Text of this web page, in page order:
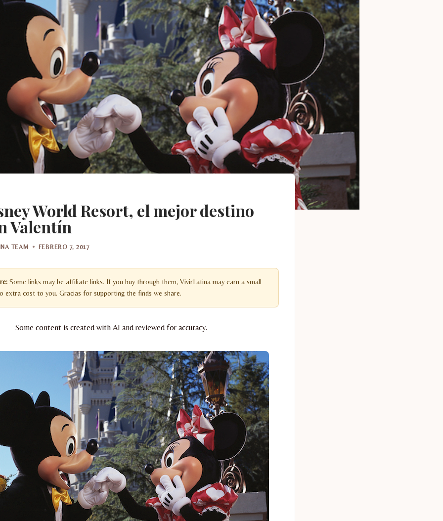
World Resort, el mejor destino
Valentín
TEAM FEBRERO 7, 2017
Some links may be affiliate links. If you buy through them, VivirLatina may earn a small
extra cost to you. Gracias for supporting the finds we share.
Some content is created with AI and reviewed for accuracy.